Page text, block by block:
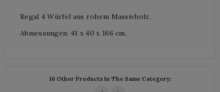
Regal 4 Würfel aus rohem Massivholz.
Abmessungen: 41 x 40 x 166 cm.
16 Other Products In The Same Category: